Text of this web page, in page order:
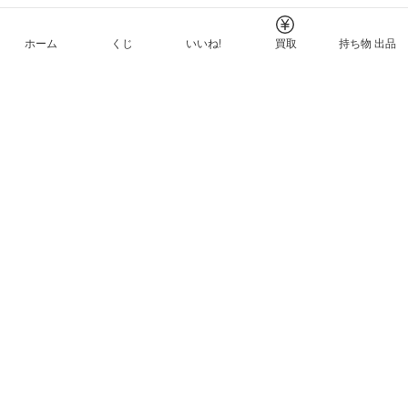
ホーム くじ いいね! 買取 持ち物 出品